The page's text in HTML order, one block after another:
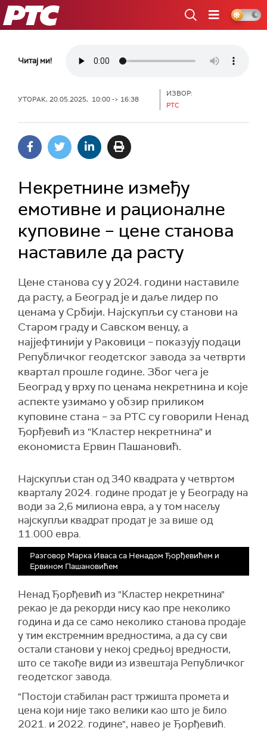
РТС
Читај ми!
УТОРАК, 20.05.2025, 10:00 -> 16:38
ИЗВОР:
РТС
Некретнине између
емотивне и рационалне
куповине – цене станова
наставиле да расту
Цене станова су у 2024. години наставиле
да расту, а Београд је и даље лидер по
ценама у Србији. Најскупљи су станови на
Старом граду и Савском венцу, а
најјефтинији у Раковици – показују подаци
Републичког геодетског завода за четврти
квартал прошле године. Због чега је
Београд у врху по ценама некретнина и које
аспекте узимамо у обзир приликом
куповине стана – за РТС су говорили Ненад
Ђорђевић из "Кластер некретнина" и
економиста Ервин Пашановић.
Најскупљи стан од 340 квадрата у четвртом
кварталу 2024. године продат је у Београду на
води за 2,6 милиона евра, а у том насељу
најскупљи квадрат продат је за више од
11.000 евра.
Разговор Марка Иваса са Ненадом Ђорђевићем и
Ервином Пашановићем
Ненад Ђорђевић из "Кластер некретнина"
рекао је да рекорди нису као пре неколико
година и да се само неколико станова продаје
у тим екстремним вредностима, а да су сви
остали станови у некој средњој вредности,
што се такође види из извештаја Републичког
геодетског завода.
"Постоји стабилан раст тржишта промета и
цена који није тако велики као што је било
2021. и 2022. године", навео је Ђорђевић.